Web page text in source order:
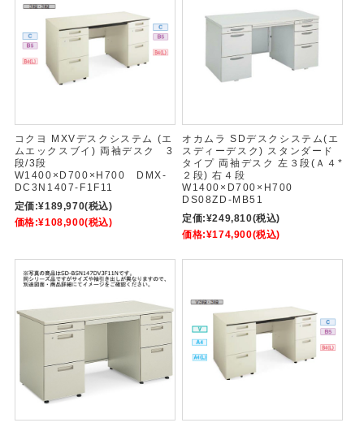
コクヨ MXVデスクシステム (エ
ムエックスブイ) 両袖デスク 3
段/3段
W1400×D700×H700 DMX-
DC3N1407-F1F11
定価:¥189,970(税込)
価格:¥108,900(税込)
オカムラ SDデスクシステム(エ
スディーデスク) スタンダード
タイプ 両袖デスク 左３段(Ａ４*
２段) 右４段
W1400×D700×H700
DS08ZD-MB51
定価:¥249,810(税込)
価格:¥174,900(税込)